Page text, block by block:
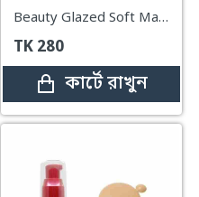
Beauty Glazed Soft Matte Waterproof Liquid Foundation #101 Porcelain
TK 280
কার্টে রাখুন